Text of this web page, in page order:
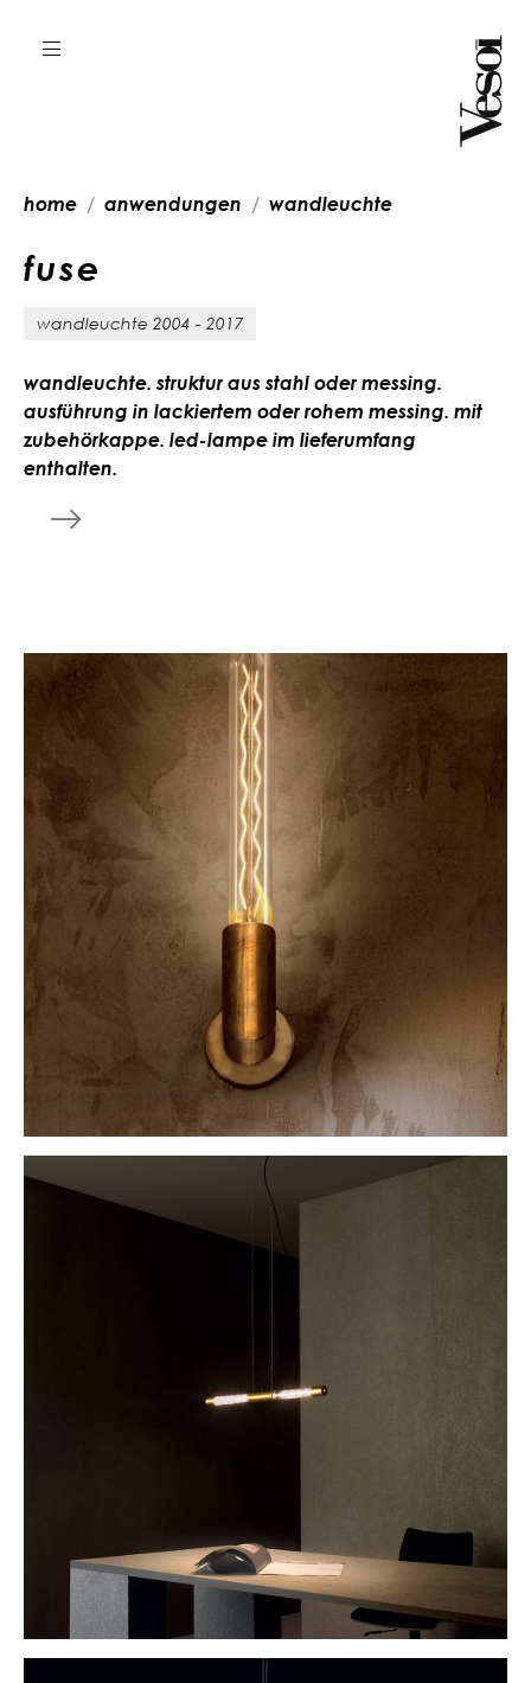
home anwendungen wandleuchte
fuse
wandleuchte 2004 - 2017
wandleuchte. struktur aus stahl oder messing.
ausführung in lackiertem oder rohem messing. mit
zubehörkappe. led-lampe im lieferumfang
enthalten.